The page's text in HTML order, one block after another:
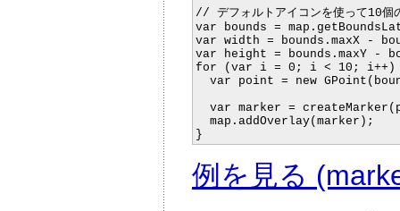
// デフォルトアイコンを使って10個
var bounds =
var width = bounds.maxX -
var height = bounds.maxY -
for (var i = 0; i < 10;
var point = new
var marker =
  map.addOverlay(marker);
例を見る